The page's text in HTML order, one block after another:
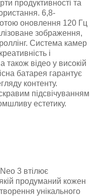
продуктивності та
6,8-
оновлення 120 Гц
зображення,
Система камер
і
також відео у високій
батарея гарантує
контенту.
підсвічуванням
естетику.
3 втілює
продуманий кожен
унікального